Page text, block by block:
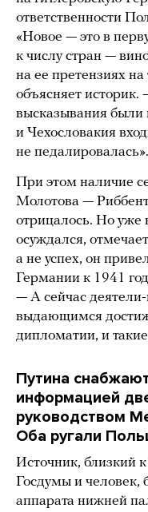
ответственности
«Новое — это в
к числу стран —
на ее претензиях
объясняет историк.
высказывания
и Чехословакия
не педалировалась».
При этом наличие
Молотова —
отрицалось. Но уже
осуждался,
а не успех, он
Германии к 1941
— А сейчас
выдающимся
дипломатии, и
Путина
информацией
руководством
Оба ругали
Источник, близкий
Госдумы и человек,
аппарата нижней